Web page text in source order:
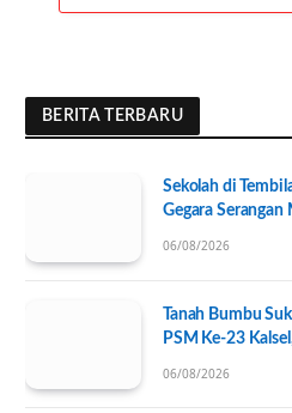
BERITA TERBARU
Sekolah di
Gegara Serangan
06/08/2026
Tanah Bumbu
PSM Ke-23
06/08/2026